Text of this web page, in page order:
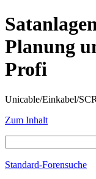
Planung
Profi
Unicable/Einkabel/
Zum Inhalt
Standard-Forensuche